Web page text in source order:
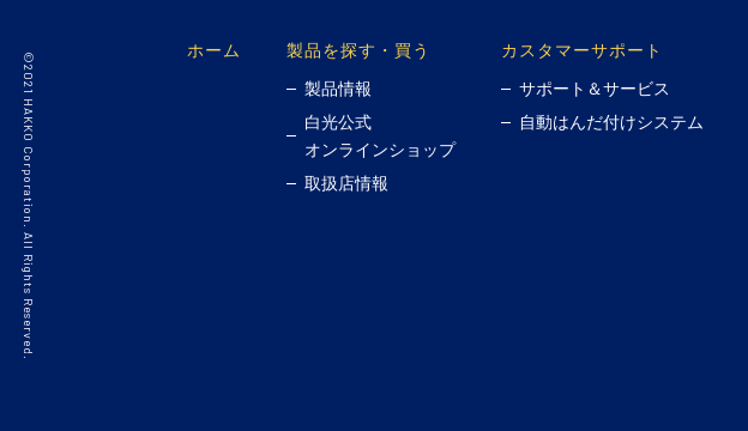
ホーム 製品を探す・買う
製品情報
白光公式
オンラインショップ
取扱店情報
カスタマーサポート
サポート＆サービス
自動はんだ付けシステム
©2021 HAKKO Corporation. All Rights Reserved.